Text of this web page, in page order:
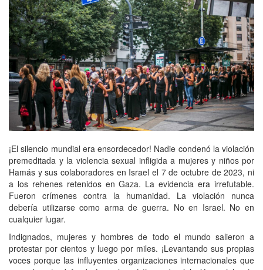
¡El silencio mundial era ensordecedor! Nadie condenó la violación
premeditada y la violencia sexual infligida a mujeres y niños por
Hamás y sus colaboradores en Israel el 7 de octubre de 2023, ni
a los rehenes retenidos en Gaza. La evidencia era irrefutable.
Fueron crímenes contra la humanidad. La violación nunca
debería utilizarse como arma de guerra. No en Israel. No en
cualquier lugar.
Indignados, mujeres y hombres de todo el mundo salieron a
protestar por cientos y luego por miles. ¡Levantando sus propias
voces porque las influyentes organizaciones internacionales que